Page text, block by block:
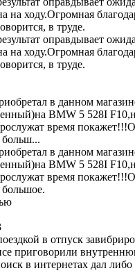
на ходу.Огромная
в труде.
оправдывает
на ходу.Огромная
в труде.
в данном
BMW 5 528I
время
больш...
в данном
BMW 5 528I
время
в отпуск
приговорили
в интернетах дал либо